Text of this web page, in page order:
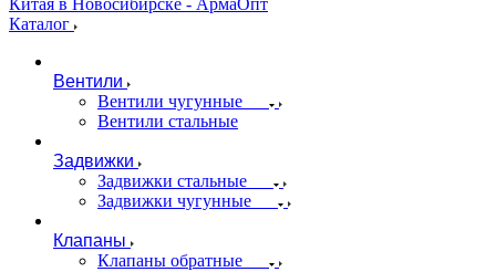
Каталог
Вентили
Вентили чугунные
Вентили стальные
Задвижки
Задвижки стальные
Задвижки чугунные
Клапаны
Клапаны обратные